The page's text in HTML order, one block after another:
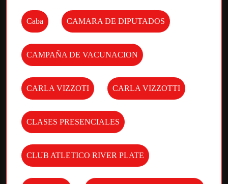
Caba CAMARA DE DIPUTADOS
CAMPAÑA DE VACUNACION
CARLA VIZZOTI CARLA VIZZOTTI
CLASES PRESENCIALES
CLUB ATLETICO RIVER PLATE